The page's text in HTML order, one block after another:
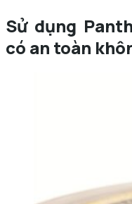
Sử dụng
có an toàn